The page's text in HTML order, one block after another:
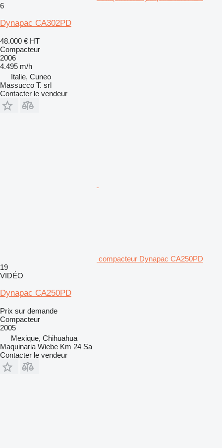
6
Dynapac CA302PD
48.000 € HT
Compacteur
2006
4.495 m/h
Italie, Cuneo
Massucco T. srl
Contacter le vendeur
compacteur Dynapac CA250PD
19
VIDÉO
Dynapac CA250PD
Prix sur demande
Compacteur
2005
Mexique, Chihuahua
Maquinaria Wiebe Km 24 Sa
Contacter le vendeur